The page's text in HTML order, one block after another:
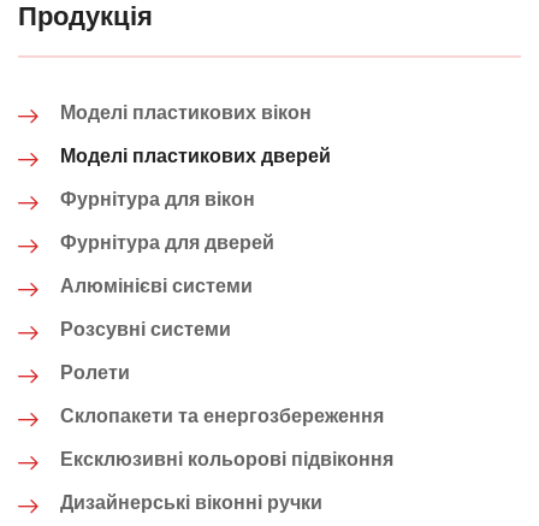
Продукція
Моделі пластикових вікон
Моделі пластикових дверей
Фурнітура для вікон
Фурнітура для дверей
Алюмінієві системи
Розсувні системи
Ролети
Склопакети та енергозбереження
Ексклюзивні кольорові підвіконня
Дизайнерські віконні ручки